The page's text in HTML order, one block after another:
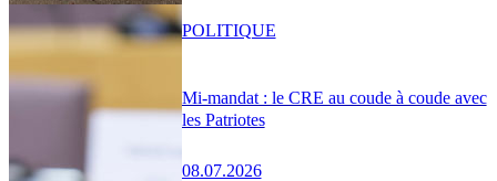
Mi-mandat : le CRE au coude à coude avec
les Patriotes
08.07.2026
POLITIQUE